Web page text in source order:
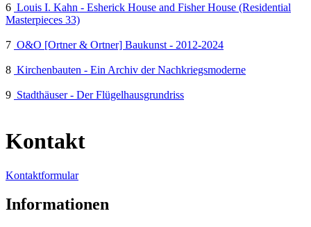
6 Louis I. Kahn - Esherick House and Fisher House (Residential
Masterpieces 33)
7 O&O [Ortner & Ortner] Baukunst - 2012-2024
8 Kirchenbauten - Ein Archiv der Nachkriegsmoderne
9 Stadthäuser - Der Flügelhausgrundriss
Kontakt
Kontaktformular
Informationen